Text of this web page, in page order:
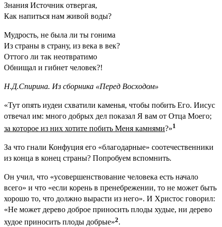
Знания Источник отвергая,
Как напиться нам живой воды?
Мудрость, не была ли ты гонима
Из страны в страну, из века в век?
Оттого ли так неотвратимо
Обнищал и гибнет человек?!
Н.Д.Спирина. Из сборника «Перед Восходом»
«Тут опять иудеи схватили каменья, чтобы побить Его. Иисус
отвечал им: много добрых дел показал Я вам от Отца Моего;
за которое из них хотите побить Меня камнями?»1
За что гнали Конфуция его «благодарные» соотечественники
из конца в конец страны? Попробуем вспомнить.
Он учил, что «усовершенствование человека есть начало
всего» и что «если корень в пренебрежении, то не может быть
хорошо то, что должно вырасти из него». И Христос говорил:
«Не может дерево доброе приносить плоды худые, ни дерево
худое приносить плоды добрые»2.